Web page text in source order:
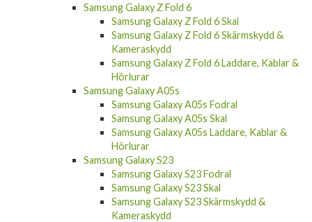
Samsung Galaxy Z Fold 6
Samsung Galaxy Z Fold 6 Skal
Samsung Galaxy Z Fold 6 Skärmskydd &
Kameraskydd
Samsung Galaxy Z Fold 6 Laddare, Kablar &
Hörlurar
Samsung Galaxy A05s
Samsung Galaxy A05s Fodral
Samsung Galaxy A05s Skal
Samsung Galaxy A05s Laddare, Kablar &
Hörlurar
Samsung Galaxy S23
Samsung Galaxy S23 Fodral
Samsung Galaxy S23 Skal
Samsung Galaxy S23 Skärmskydd &
Kameraskydd